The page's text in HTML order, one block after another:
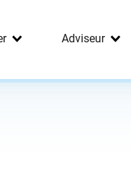
Adviseur